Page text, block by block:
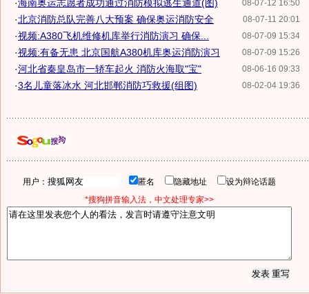
08-07-12 16:50
·海南奥运志愿者成功通过消防模拟逃生通道(图)
08-07-11 20:01
·北京消防总队完善八大预案 确保奥运消防安全
08-07-09 15:34
·视频:A380飞机维修机库举行消防演习 确保...
08-07-09 15:26
·视频:有备无患 北京国航A380机库奥运消防演习
08-06-16 09:33
·河北省秦皇岛市一轿车起火 消防火海取"宝"
08-02-04 19:36
·3名儿童落冰水 河北邯郸消防巧救援(组图)
用户： 匿名 隐藏地址
设为辩论话题
*搜狗拼音输入法，中文处理专家>>